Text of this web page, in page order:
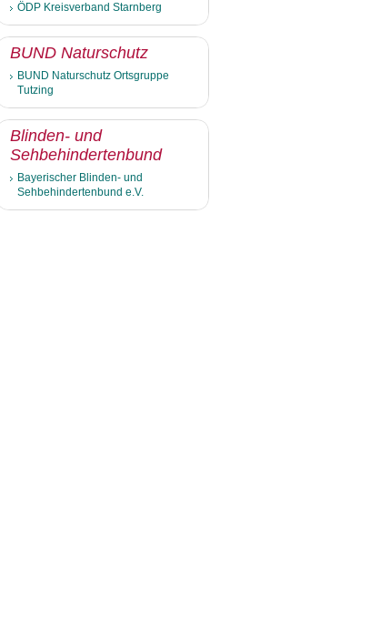
ÖDP Kreisverband Starnberg
BUND Naturschutz
BUND Naturschutz Ortsgruppe
Tutzing
Blinden- und
Sehbehindertenbund
Bayerischer Blinden- und
Sehbehindertenbund e.V.